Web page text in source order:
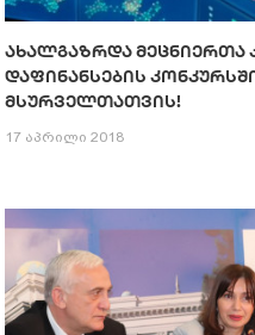
ᲐᲮᲐᲚᲒᲐᲖᲠᲓᲐ ᲛᲔᲪᲜᲘᲔᲠᲗᲐ
ᲓᲐᲤᲘᲜᲐᲜᲡᲔᲑᲘᲡ
ᲛᲡᲣᲠᲕᲔᲚᲗᲐᲗᲕᲘᲡ!
17 აპრილი 2018